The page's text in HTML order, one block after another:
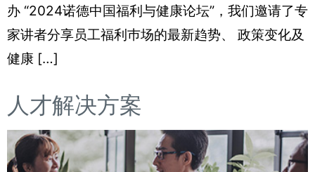
办 “2024诺德中国福利与健康论坛”，我们邀请了专
家讲者分享员工福利巿场的最新趋势、 政策变化及
健康 […]
人才解决方案